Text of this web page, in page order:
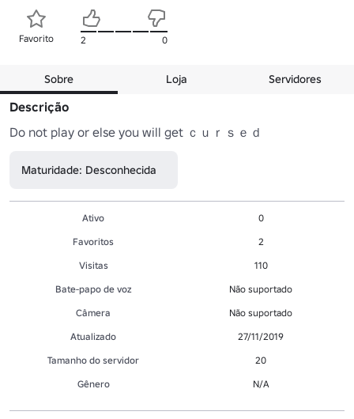
Favorito 2 0
Sobre Loja Servidores
Descrição
Do not play or else you will get ｃｕｒｓｅｄ
Maturidade: Desconhecida
Ativo
0
Favoritos
2
Visitas
110
Bate-papo de voz
Não suportado
Câmera
Não suportado
Atualizado
27/11/2019
Tamanho do servidor
20
Gênero
N/A